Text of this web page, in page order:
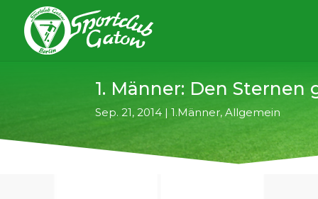
1. Männer: Den Sternen
Sep. 21, 2014 |1.Männer,Allgemein